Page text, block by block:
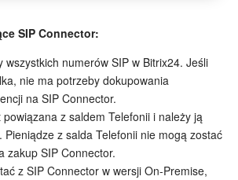
ZAŁÓŻ KONTO
LOGOWANIE
SIP Connector:
wszystkich numerów SIP w Bitrix24. Jeśli
nie ma potrzeby dokupowania
na SIP Connector.
z saldem Telefonii i należy ją
Pieniądze z salda Telefonii nie mogą zostać
zakup SIP Connector.
z SIP Connector w wersji On-Premise,